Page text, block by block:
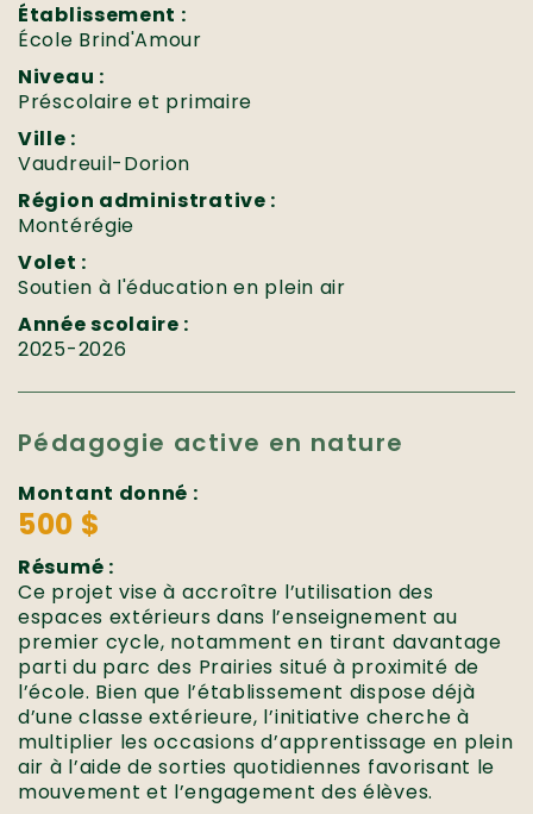
Établissement :
École Brind'Amour
Niveau :
Préscolaire et primaire
Ville :
Vaudreuil-Dorion
Région administrative :
Montérégie
Volet :
Soutien à l'éducation en plein air
Année scolaire :
2025-2026
Pédagogie active en nature
Montant donné :
500 $
Résumé :
Ce projet vise à accroître l’utilisation des
espaces extérieurs dans l’enseignement au
premier cycle, notamment en tirant davantage
parti du parc des Prairies situé à proximité de
l’école. Bien que l’établissement dispose déjà
d’une classe extérieure, l’initiative cherche à
multiplier les occasions d’apprentissage en plein
air à l’aide de sorties quotidiennes favorisant le
mouvement et l’engagement des élèves.